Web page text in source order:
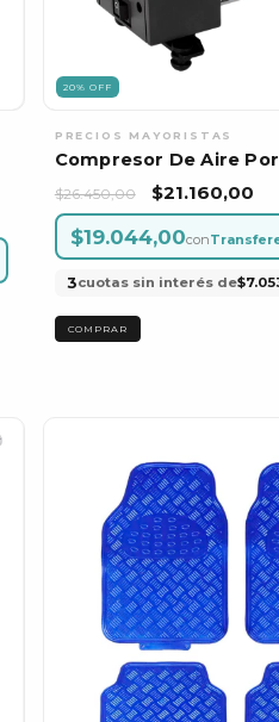
20% OFF
Compresor De Aire
$26.450,00 $21.160,00
$19.044,00con
3cuotas sin interés de